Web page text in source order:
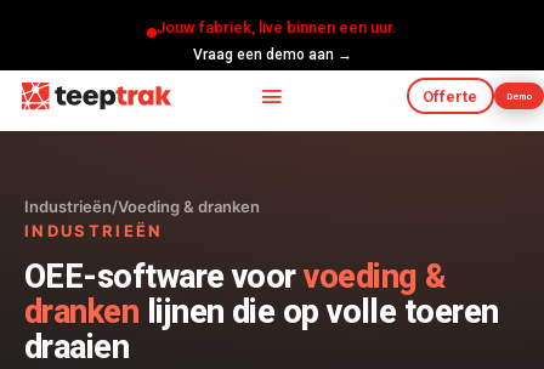
Jouw fabriek, live binnen een uur.
Vraag een demo aan →
Offerte Demo
Industrieën/Voeding & dranken
INDUSTRIEËN
OEE-software voorvoeding &
dranken lijnen die op volle toeren
draaien